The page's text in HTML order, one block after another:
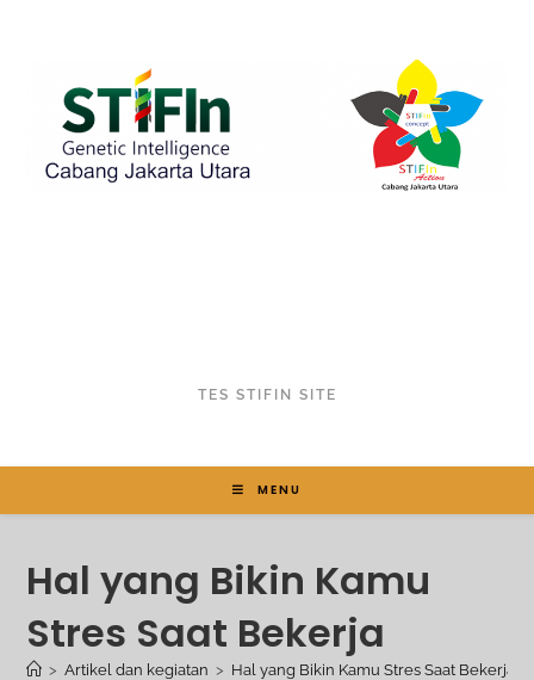
TES STIFIN SITE
MENU
Hal yang Bikin Kamu
Stres Saat Bekerja
> Artikel dan kegiatan > Hal yang Bikin Kamu Stres Saat Bekerja